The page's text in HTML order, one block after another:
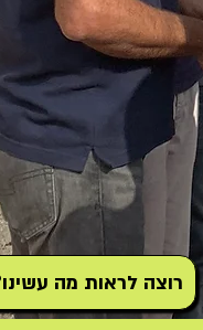
?רוצה לראות מה עשינו